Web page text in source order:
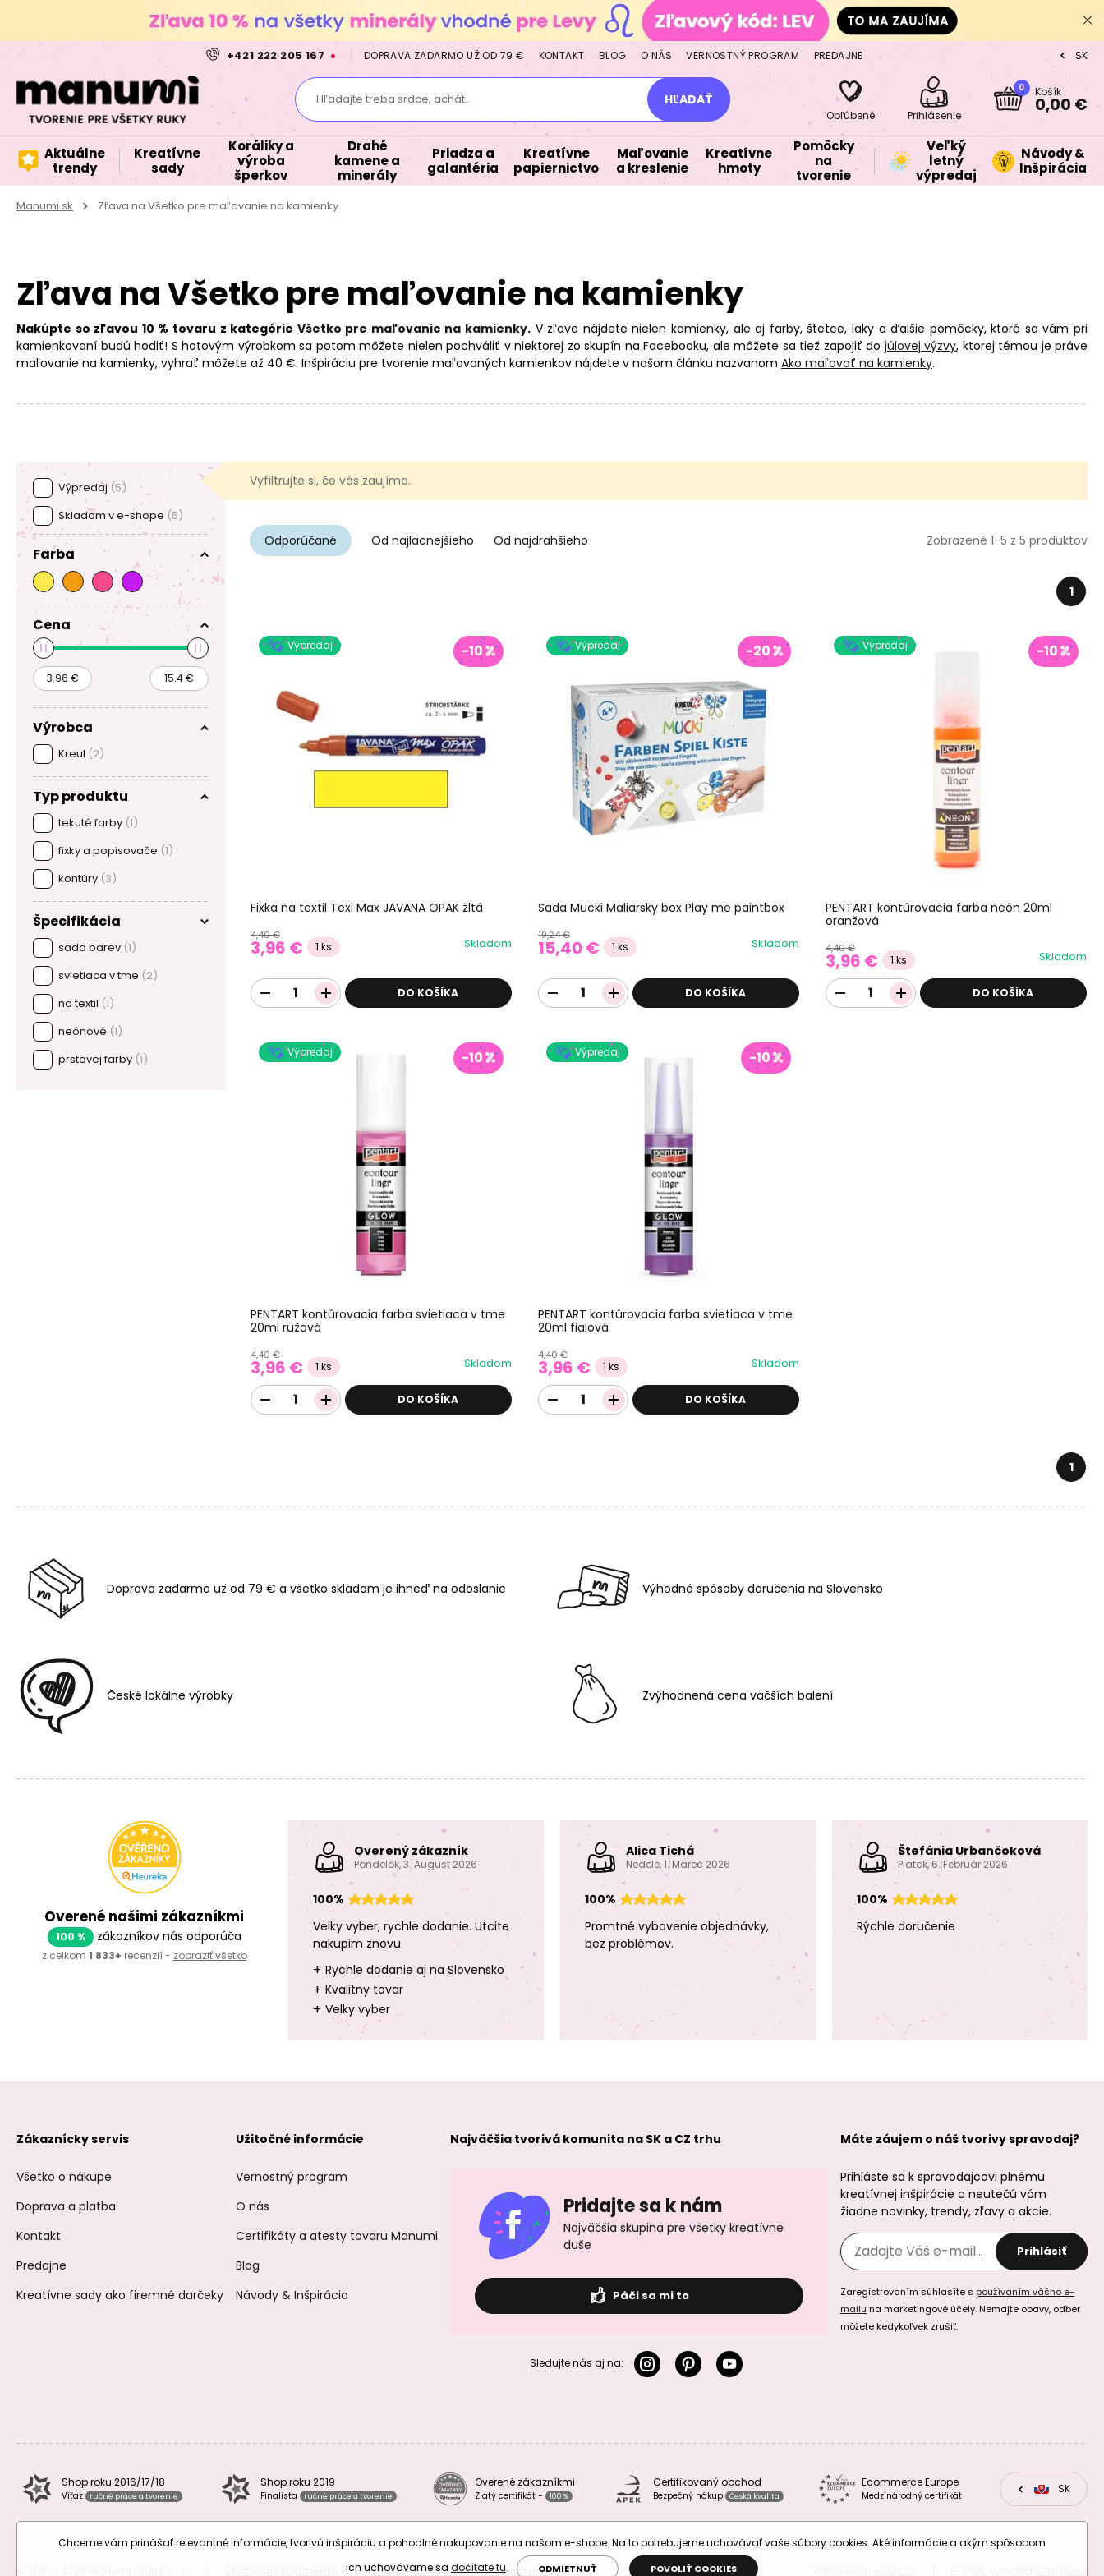
+421 222 205 167 DOPRAVA ZADARMO UŽ OD 79 € KONTAKT BLOG O NÁS VERNOSTNÝ PROGRAM PREDAJNE CZ
SK
Hľadajte treba srdce, achát... HĽADAŤ
Obľúbené Prihlásenie
0 Košík
0,00 €
Aktuálne
trendy
Kreatívne
sady
Koráliky a
výroba
šperkov
Drahé
kamene a
minerály
Priadza a
galantéria
Kreatívne
papiernictvo
Maľovanie
a kreslenie
Kreatívne
hmoty
Pomôcky
na
tvorenie
Veľký
letný
výpredaj
Návody &
Inšpirácia
Manumi.sk Zľava na Všetko pre maľovanie na kamienky
Zľava na Všetko pre maľovanie na kamienky
Nakúpte so zľavou 10 % tovaru z kategórie Všetko pre maľovanie na kamienky. V zľave nájdete nielen kamienky, ale aj farby, štetce, laky a ďalšie pomôcky, ktoré sa vám pri
kamienkovaní budú hodiť! S hotovým výrobkom sa potom môžete nielen pochváliť v niektorej zo skupín na Facebooku, ale môžete sa tiež zapojiť do júlovej výzvy, ktorej témou je práve
maľovanie na kamienky, vyhrať môžete až 40 €. Inšpiráciu pre tvorenie maľovaných kamienkov nájdete v našom článku nazvanom Ako maľovať na kamienky.
Výpredaj (5)
Skladom v e-shope (5)
Farba
Cena
Výrobca
Kreul (2)
Typ produktu
tekuté farby (1)
fixky a popisovače (1)
kontúry (3)
Špecifikácia
sada barev (1)
svietiaca v tme (2)
na textil (1)
neónové (1)
prstovej farby (1)
Vyfiltrujte si, čo vás zaujíma.
Odporúčané Od najlacnejšieho Od najdrahšieho Zobrazené 1-5 z 5 produktov
1
Výpredaj -10
Fixka na textil Texi Max JAVANA OPAK žltá
4,40 €
3,96 € 1 ks Skladom
DO KOŠÍKA
Výpredaj -20
Sada Mucki Maliarsky box Play me paintbox
19,24 €
15,40 € 1 ks Skladom
DO KOŠÍKA
Výpredaj -10
PENTART kontúrovacia farba neón 20ml
oranžová
4,40 €
3,96 € 1 ks Skladom
DO KOŠÍKA
Výpredaj -10
PENTART kontúrovacia farba svietiaca v tme
20ml ružová
4,40 €
3,96 € 1 ks Skladom
DO KOŠÍKA
Výpredaj -10
PENTART kontúrovacia farba svietiaca v tme
20ml fialová
4,40 €
3,96 € 1 ks Skladom
DO KOŠÍKA
1
Doprava zadarmo už od 79 € a všetko skladom je ihneď na odoslanie Výhodné spôsoby doručenia na Slovensko
České lokálne výrobky Zvýhodnená cena väčších balení
Overené našimi zákazníkmi
100 % zákazníkov nás odporúča
z celkom 1 833+ recenzií - zobraziť všetko
Overený zákazník
Pondelok, 3. August 2026
100%
Velky vyber, rychle dodanie. Utcite
nakupim znovu
+ Rychle dodanie aj na Slovensko
+ Kvalitny tovar
+ Velky vyber
Alica Tichá
Neděle, 1. Marec 2026
100%
Promtné vybavenie objednávky,
bez problémov.
Štefánia Urbančoková
Piatok, 6. Február 2026
100%
Rýchle doručenie
Zákaznícky servis
Všetko o nákupe
Doprava a platba
Kontakt
Predajne
Kreatívne sady ako firemné darčeky
Užitočné informácie
Vernostný program
O nás
Certifikáty a atesty tovaru Manumi
Blog
Návody & Inšpirácia
Najväčšia tvorivá komunita na SK a CZ trhu
Pridajte sa k nám
Najväčšia skupina pre všetky kreatívne
duše
Páči sa mi to
Sledujte nás aj na:
Máte záujem o náš tvorivy spravodaj?
Prihláste sa k spravodajcovi plnému
kreatívnej inšpirácie a neutečú vám
žiadne novinky, trendy, zľavy a akcie.
Prihlásiť
Zaregistrovaním súhlasíte s používaním vášho e-
mailu na marketingové účely. Nemajte obavy, odber
môžete kedykoľvek zrušiť.
Shop roku 2016/17/18
Víťaz ručné práce a tvorenie
Shop roku 2019
Finalista ručné práce a tvorenie
Overené zákazníkmi
Zlatý certifikát - 100 %
Certifikovaný obchod
Bezpečný nákup Česká kvalita
Ecommerce Europe
Medzinárodný certifikát CZSK
| Podmienky ochrany osobných údajov
Chceme vám prinášať relevantné informácie, tvorivú inšpiráciu a pohodlné nakupovanie na našom e-shope. Na to potrebujeme uchovávať vaše súbory cookies. Aké informácie a akým spôsobom
ich uchovávame sa dočítate tu. ODMIETNUŤ POVOLIŤ COOKIES